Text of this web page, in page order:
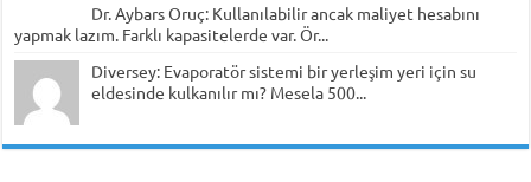
Dr. Aybars Oruç: Kullanılabilir ancak maliyet hesabını
yapmak lazım. Farklı kapasitelerde var. Ör...
Diversey: Evaporatör sistemi bir yerleşim yeri için su
eldesinde kulkanılır mı? Mesela 500...